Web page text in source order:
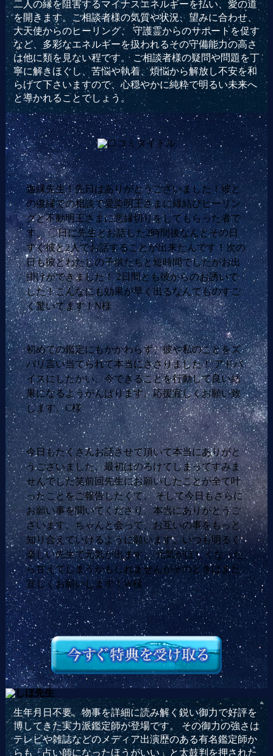
二人の縁を阻害するマイナスエネルギーを払い、愛の道
を開きます。ご相談者様の気質や状況、望みに合わせ、
大天使からのヒーリング、 守護霊からのサポートを促す
など、多彩なエネルギーを扱われるその守備能力の高さ
は他に類を見ない程です。 ご相談者様の疑問や問題を丁
寧に解きほぐし、苦悩や執着、煩悩から解放し不安を和
らげて下さいますので、心穏やかに純粋で明るい未来へ
と導かれることでしょう。
迦縁先生！先日はありがとうございました！彼と
の復縁での相談で愛染明王さまに縁結びヒーリン
グと不動明王さまに悪縁切りをしてもらった者で
す。 〇日に先生とお話した2時間後なんとその日
すぐ彼と2人でお話することが出来たんです！次の
日も彼とわたしの子供たちと短時間でしたがお出
掛けができました！ 2日間とも彼からのお誘いで
した！こんなにも効果が早く出るなんてものすご
く驚いてます！N様
初めての鑑定にもかかわらず、彼や私のことをズ
バリ言い当てられて本当にささりました！ アドバ
イスにしたかい、今できることを行動して良い結
果になるようがんばります。応援宜しくお願い致
します。C様
今日もたくさんお話させて頂いて本当にありがと
うございました。最初はのろけてしまってすみま
せんでした笑前回先生にお願いしたことが全て叶
ったことをご報告したくて。 そして今日もさらに
お願い事を聞いてくださり、本当にありがとうご
ざいます。ちゃんと会って、お互いの事をもっと
知り合えていけるように願います。いつも明るく
楽しい先生で元気が出ます。 元気がほしくなった
ら甘えてしまうかもしれませんがそのときはまた
宜しくお願いします！W様
生年月日不要。物事を詳細に読み解く鋭い御力で好評を
博してきた実力派鑑定師が登場です。 その御力の強さは
テレビや雑誌などのメディア出演歴のある有名鑑定師か
らも「占い師になったほうがいい」と太鼓判を押された